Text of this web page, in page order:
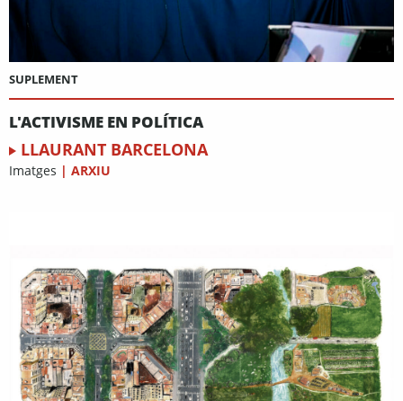
SUPLEMENT
L'ACTIVISME EN POLÍTICA
LLAURANT BARCELONA
Imatges | ARXIU